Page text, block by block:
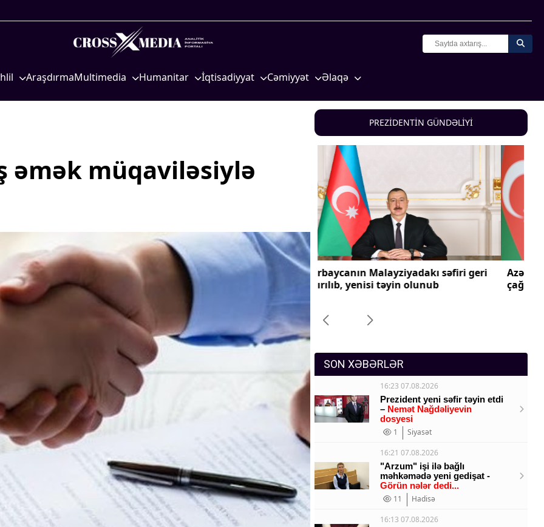
AraşdırmaMultimedia Humanitar
Mədəniyyətimizin Zəfəri
Ailə və uşaq
Turizm
İqtisadiyyat
Kənd təsərrüfatı
nəqliyyat
Cəmiyyət
Məhkəmə və hüquq
Gənclər və İdman
Media və QHT
Hadisə
Sağlamlıq
Mənəvi dəyərlər
Texnologiya
Mətbuat-150
Əlaqə
əmək müqaviləsiylə
PREZİDENTİN GÜNDƏLİYİ
İnvestisiya
Komitəsi yaradılıb
Azərbaycanın Malayziyadakı səfiri geri
çağırılıb, yenisi təyin olunub
Azərbaycanın Pakistandakı səfiri geri
çağırılıb, yenisi təyin olunub
SON XƏBƏRLƏR
16:23 07.08.2026
Prezident yeni səfir təyin etdi
– Nemət Nağdəliyevin
dosyesi
1
Siyasət
16:21 07.08.2026
"Arzum" işi ilə bağlı
məhkəmədə yeni gedişat -
Görün nələr dedi...
11
Hadisə
16:13 07.08.2026